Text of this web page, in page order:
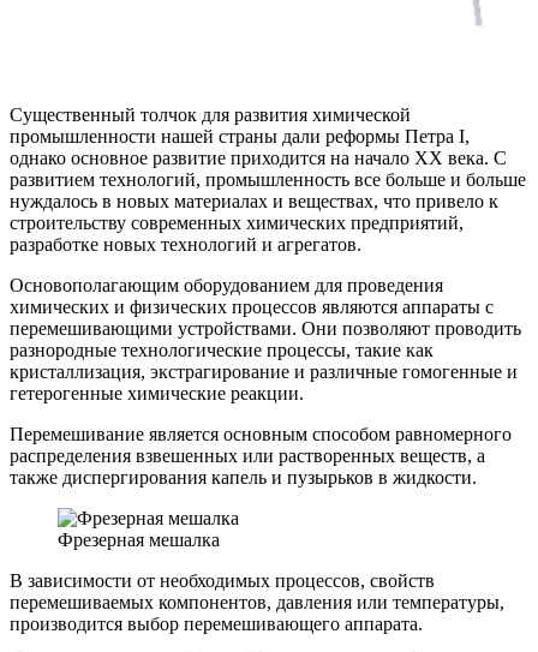
Существенный толчок для развития химической
промышленности нашей страны дали реформы Петра I,
однако основное развитие приходится на начало ХХ века. С
развитием технологий, промышленность все больше и больше
нуждалось в новых материалах и веществах, что привело к
строительству современных химических предприятий,
разработке новых технологий и агрегатов.
Основополагающим оборудованием для проведения
химических и физических процессов являются аппараты с
перемешивающими устройствами. Они позволяют проводить
разнородные технологические процессы, такие как
кристаллизация, экстрагирование и различные гомогенные и
гетерогенные химические реакции.
Перемешивание является основным способом равномерного
распределения взвешенных или растворенных веществ, а
также диспергирования капель и пузырьков в жидкости.
Фрезерная мешалка
В зависимости от необходимых процессов, свойств
перемешиваемых компонентов, давления или температуры,
производится выбор перемешивающего аппарата.